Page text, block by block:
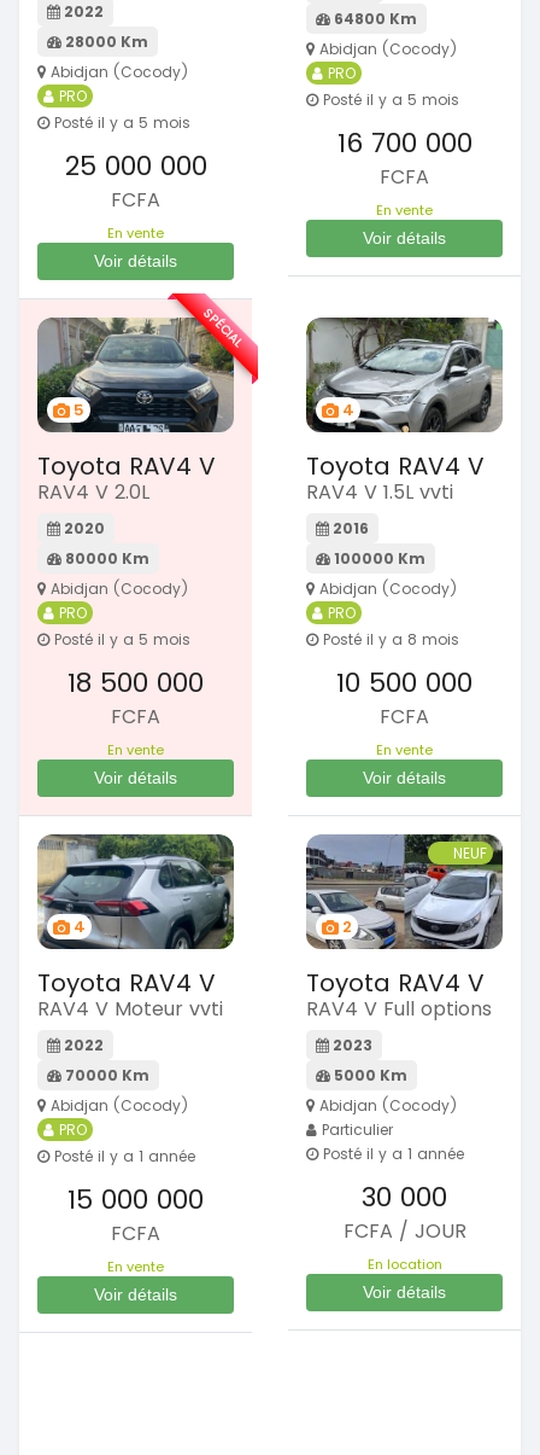
2022
28000 Km
Abidjan (Cocody)
PRO
Posté il y a 5 mois
25 000 000
FCFA
En vente
Voir détails
64800 Km
Abidjan (Cocody)
PRO
Posté il y a 5 mois
16 700 000
FCFA
En vente
Voir détails
5
Toyota RAV4 V
RAV4 V 2.0L
2020
80000 Km
Abidjan (Cocody)
PRO
Posté il y a 5 mois
18 500 000
FCFA
En vente
Voir détails
SPÉCIAL
4
Toyota RAV4 V
RAV4 V 1.5L vvti
2016
100000 Km
Abidjan (Cocody)
PRO
Posté il y a 8 mois
10 500 000
FCFA
En vente
Voir détails
4
Toyota RAV4 V
RAV4 V Moteur vvti
2022
70000 Km
Abidjan (Cocody)
PRO
Posté il y a 1 année
15 000 000
FCFA
En vente
Voir détails
2
NEUF
Toyota RAV4 V
RAV4 V Full options
2023
5000 Km
Abidjan (Cocody)
Particulier
Posté il y a 1 année
30 000
FCFA / JOUR
En location
Voir détails